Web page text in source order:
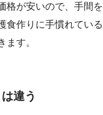
格が安いので、手間を
食作りに手慣れている
ます。
違う